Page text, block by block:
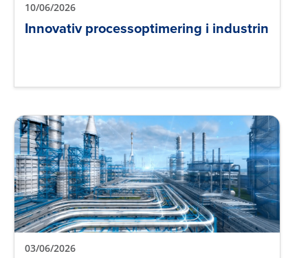
10/06/2026
Innovativ processoptimering i industrin
03/06/2026